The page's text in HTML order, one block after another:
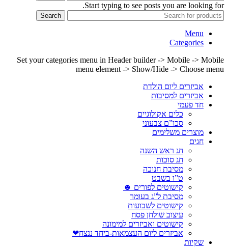
Start typing to see posts you are looking for.
Search
Menu
Categories
Set your categories menu in Header builder -> Mobile -> Mobile
menu element -> Show/Hide -> Choose menu
אביזרים ליום הולדת
אביזרים למסיבות
חד פעמי
כלים אקולוגיים
סכו”ם צבעוני
מוצרים משלימים
חגים
חג ראש השנה
חג סוכות
מסיבת חנוכה
ט”ו בשבט
קישוטים לפורים ☻
מסיבת ל”ג בעומר
קישוטים לשבועות
עיצוב שולחן פסח
קישוטים ואביזרים למימונה
אביזרים ליום העצמאות-ביחד ננצח❤
שקיות